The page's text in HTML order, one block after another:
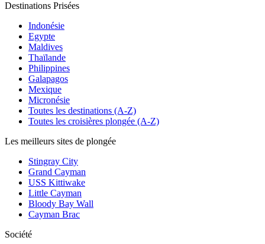
Destinations Prisées
Indonésie
Egypte
Maldives
Thaïlande
Philippines
Galapagos
Mexique
Micronésie
Toutes les destinations (A-Z)
Toutes les croisières plongée (A-Z)
Les meilleurs sites de plongée
Stingray City
Grand Cayman
USS Kittiwake
Little Cayman
Bloody Bay Wall
Cayman Brac
Société